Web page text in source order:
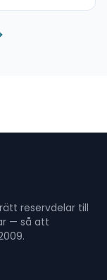
reservdelar till
— så att